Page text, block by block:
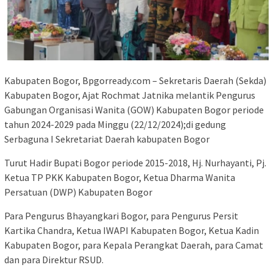
Kabupaten Bogor, Bpgorready.com – Sekretaris Daerah (Sekda)
Kabupaten Bogor, Ajat Rochmat Jatnika melantik Pengurus
Gabungan Organisasi Wanita (GOW) Kabupaten Bogor periode
tahun 2024-2029 pada Minggu (22/12/2024);di gedung
Serbaguna I Sekretariat Daerah kabupaten Bogor
Turut Hadir Bupati Bogor periode 2015-2018, Hj. Nurhayanti, Pj.
Ketua TP PKK Kabupaten Bogor, Ketua Dharma Wanita
Persatuan (DWP) Kabupaten Bogor
Para Pengurus Bhayangkari Bogor, para Pengurus Persit
Kartika Chandra, Ketua IWAPI Kabupaten Bogor, Ketua Kadin
Kabupaten Bogor, para Kepala Perangkat Daerah, para Camat
dan para Direktur RSUD.